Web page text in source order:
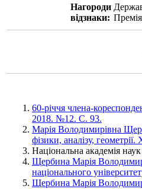
Нагороди
відзнаки:
60-річчя члена-
2018. №12. С. 93.
Марія Володимирівна
фізики, аналізу,
Національна академія
Щербина Марія
національного
Щербина Марія